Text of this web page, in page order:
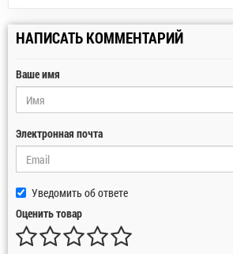
НАПИСАТЬ КОММЕНТАРИЙ
Ваше имя
Электронная почта
Уведомить об ответе
Оценить товар